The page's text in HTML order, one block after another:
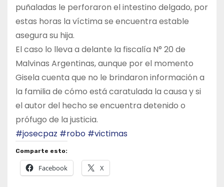
puñaladas le perforaron el intestino delgado, por
estas horas la víctima se encuentra estable
asegura su hija.
El caso lo lleva a delante la fiscalía N° 20 de
Malvinas Argentinas, aunque por el momento
Gisela cuenta que no le brindaron información a
la familia de cómo está caratulada la causa y si
el autor del hecho se encuentra detenido o
prófugo de la justicia.
#josecpaz #robo #victimas
Comparte esto:
Facebook X